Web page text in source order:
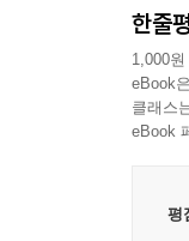
한줄
1,000
eBook
클래스
eBook
평